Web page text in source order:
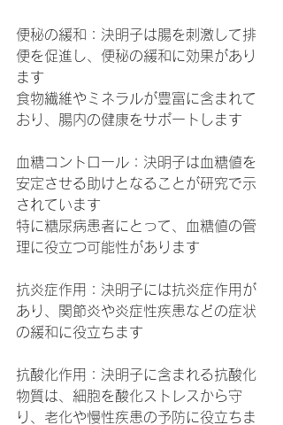
便秘の緩和：決明子は腸を刺激して排
便を促進し、便秘の緩和に効果があり
ます
食物繊維やミネラルが豊富に含まれて
おり、腸内の健康をサポートします
血糖コントロール：決明子は血糖値を
安定させる助けとなることが研究で示
されています
特に糖尿病患者にとって、血糖値の管
理に役立つ可能性があります
抗炎症作用：決明子には抗炎症作用が
あり、関節炎や炎症性疾患などの症状
の緩和に役立ちます
抗酸化作用：決明子に含まれる抗酸化
物質は、細胞を酸化ストレスから守
り、老化や慢性疾患の予防に役立ちま